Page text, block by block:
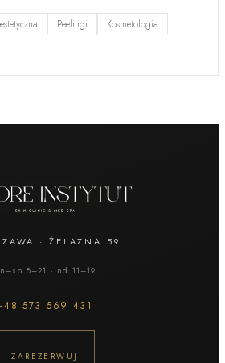
a cellulit — co bandaże naprawdę
— odmłodzenie bez śladów,
Peelingi Kosmetologia
· ŻELAZNA 59
8–21 · nd 11–19
573 569 431
ZAREZERWUJ